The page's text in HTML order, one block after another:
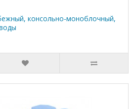
консольно-моноблочный,